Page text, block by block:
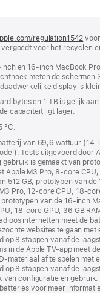
regulation1542
in
voor het recyclen
en 16‑inch MacBook
meten de schermen
display is
bytes en 1 TB is gelijk
capaciteit ligt lager.
°C.
van 69,6 wattuur
Tests uitgevoerd door
is gemaakt van
Apple M3 Pro, 8‑core
512 GB; prototypen van de
Pro, 12‑core CPU,
van de 16‑inch
18‑core GPU, 36 GB
internetten meet de
websites te gaan
op 8 stappen vanaf de
in de Apple TV-app meet
materiaal af te spelen met
op 8 stappen vanaf de
van configuratie en gebruik.
voor meer